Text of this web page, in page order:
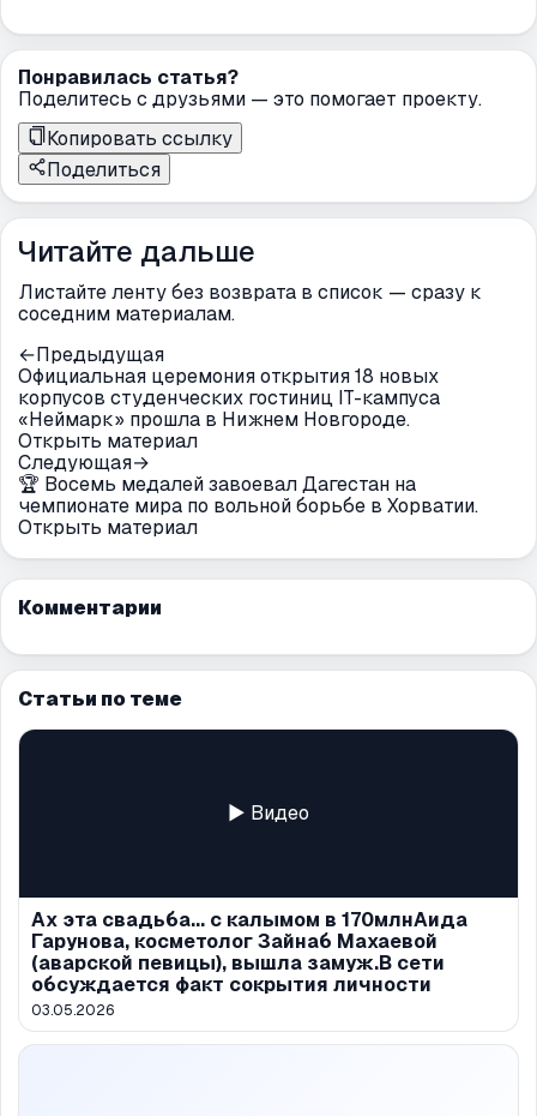
Понравилась статья?
Поделитесь с друзьями — это помогает проекту.
Копировать ссылку
Поделиться
Читайте дальше
Листайте ленту без возврата в список — сразу к
соседним материалам.
←Предыдущая
Официальная церемония открытия 18 новых
корпусов студенческих гостиниц IT-кампуса
«Неймарк» прошла в Нижнем Новгороде.
Открыть материал
Следующая→
🏆 Восемь медалей завоевал Дагестан на
чемпионате мира по вольной борьбе в Хорватии.
Открыть материал
Комментарии
Статьи по теме
▶ Видео
Ах эта свадьба... с калымом в 170млнАида
Гарунова, косметолог Зайнаб Махаевой
(аварской певицы), вышла замуж.В сети
обсуждается факт сокрытия личности
03.05.2026